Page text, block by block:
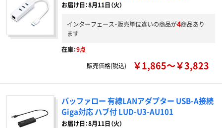
お届け日：8月11日（火）
インターフェース・販売単位違いの商品が4商品あり
ます
在庫：9点
販売価格(税込)
￥1,865～￥3,823
バッファロー 有線LANアダプター USB-A接続
Giga対応 ハブ付 LUD-U3-AU101
お届け日：8月11日（火）